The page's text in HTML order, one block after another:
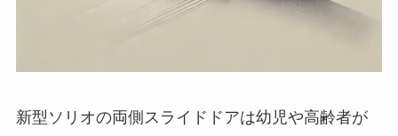
新型ソリオの両側スライドドアは幼児や高齢者が